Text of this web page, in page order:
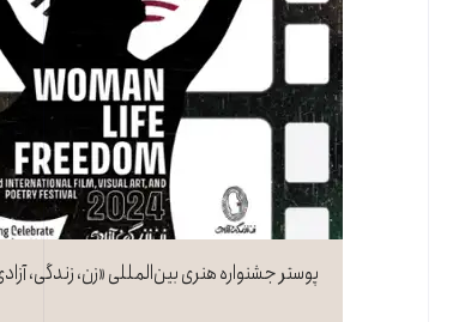
پوستر جشنواره هنری بین‌المللی «زن، زندگی،